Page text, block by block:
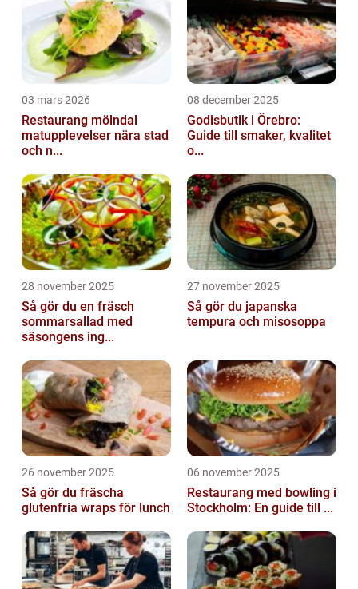
03 mars 2026
Restaurang mölndal
matupplevelser nära stad
och n...
08 december 2025
Godisbutik i Örebro:
Guide till smaker, kvalitet
o...
28 november 2025
Så gör du en fräsch
sommarsallad med
säsongens ing...
27 november 2025
Så gör du japanska
tempura och misosoppa
26 november 2025
Så gör du fräscha
glutenfria wraps för lunch
06 november 2025
Restaurang med bowling i
Stockholm: En guide till ...